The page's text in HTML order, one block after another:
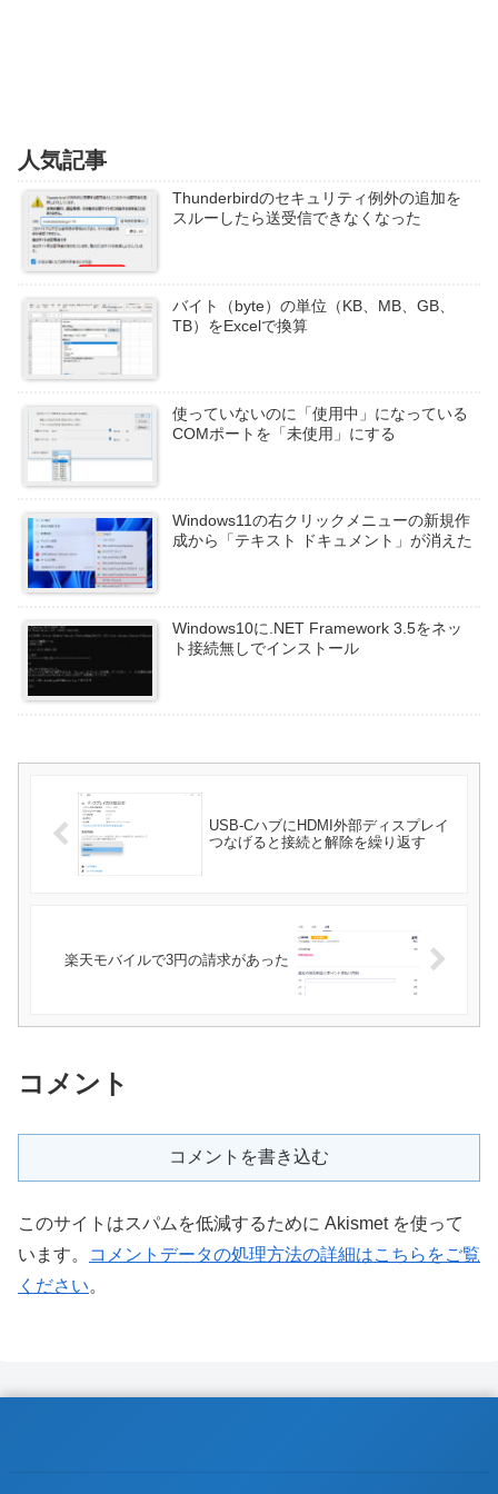
人気記事
Thunderbirdのセキュリティ例外の追加を
スルーしたら送受信できなくなった
バイト（byte）の単位（KB、MB、GB、
TB）をExcelで換算
使っていないのに「使用中」になっている
COMポートを「未使用」にする
Windows11の右クリックメニューの新規作
成から「テキスト ドキュメント」が消えた
Windows10に.NET Framework 3.5をネッ
ト接続無しでインストール
USB-CハブにHDMI外部ディスプレイ
つなげると接続と解除を繰り返す
楽天モバイルで3円の請求があった
コメント
コメントを書き込む
このサイトはスパムを低減するために Akismet を使って
います。
コメントデータの処理方法の詳細はこちらをご覧
ください。